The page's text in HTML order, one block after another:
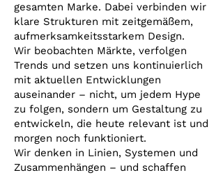
gesamten Marke. Dabei verbinden wir
klare Strukturen mit zeitgemäßem,
aufmerksamkeitsstarkem Design.
Wir beobachten Märkte, verfolgen
Trends und setzen uns kontinuierlich
mit aktuellen Entwicklungen
auseinander – nicht, um jedem Hype
zu folgen, sondern um Gestaltung zu
entwickeln, die heute relevant ist und
morgen noch funktioniert.
Wir denken in Linien, Systemen und
Zusammenhängen – und schaffen